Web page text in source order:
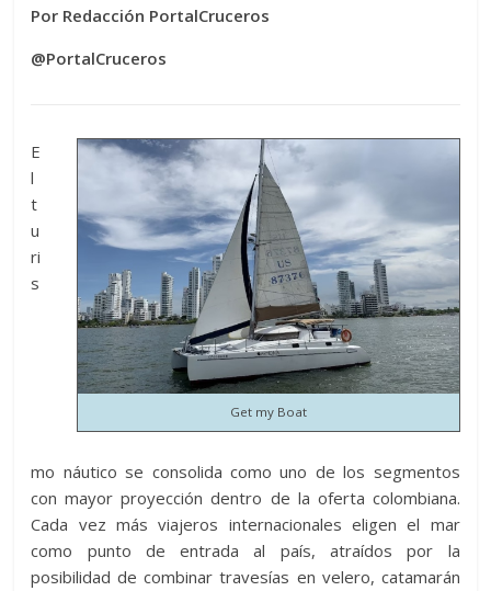
Por Redacción PortalCruceros
@PortalCruceros
Get my Boat
E
l
t
u
ri
s
mo náutico se consolida como uno de los segmentos
con mayor proyección dentro de la oferta colombiana.
Cada vez más viajeros internacionales eligen el mar
como punto de entrada al país, atraídos por la
posibilidad de combinar travesías en velero, catamarán